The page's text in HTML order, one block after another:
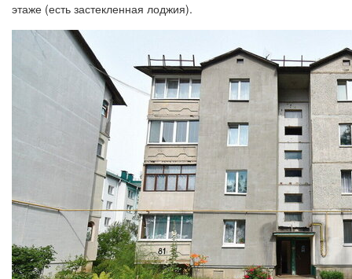
этаже (есть застекленная лоджия).